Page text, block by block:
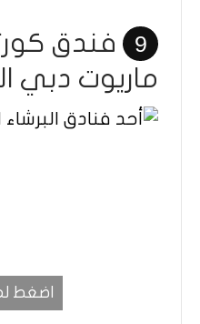
9
فندق
ماريوت دبي
اضغط